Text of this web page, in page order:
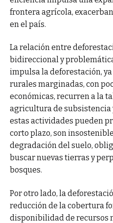
frontera agrícola,
en el país.
La relación entre
bidireccional y
impulsa la deforestación,
rurales marginadas, con
económicas, recurren a la
agricultura de subsistencia
estas actividades pueden
corto plazo, son
degradación del suelo,
buscar nuevas tierras y
bosques.
Por otro lado, la
reducción de la cobertura
disponibilidad de recursos